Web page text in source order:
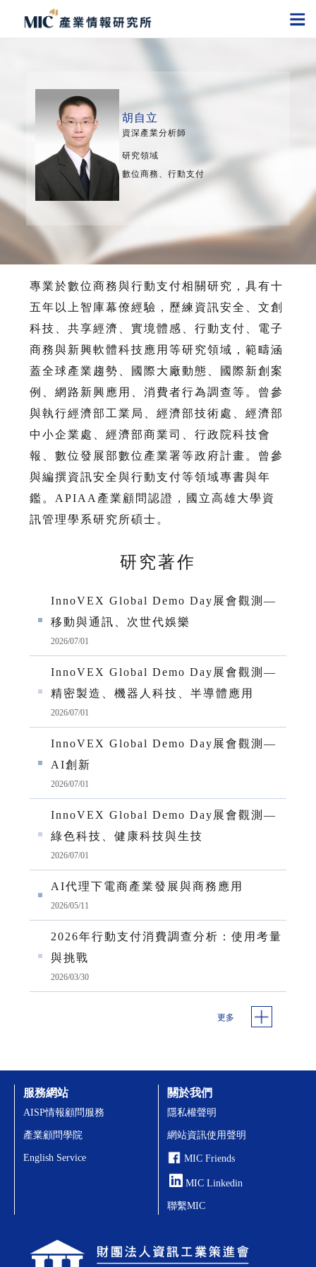
胡自立
資深產業分析師
研究領域
數位商務、行動支付
專業於數位商務與行動支付相關研究，具有十
五年以上智庫幕僚經驗，歷練資訊安全、文創
科技、共享經濟、實境體感、行動支付、電子
商務與新興軟體科技應用等研究領域，範疇涵
蓋全球產業趨勢、國際大廠動態、國際新創案
例、網路新興應用、消費者行為調查等。曾參
與執行經濟部工業局、經濟部技術處、經濟部
中小企業處、經濟部商業司、行政院科技會
報、數位發展部數位產業署等政府計畫。曾參
與編撰資訊安全與行動支付等領域專書與年
鑑。APIAA產業顧問認證，國立高雄大學資
訊管理學系研究所碩士。
研究著作
InnoVEX Global Demo Day展會觀測—
移動與通訊、次世代娛樂
2026/07/01
InnoVEX Global Demo Day展會觀測—
精密製造、機器人科技、半導體應用
2026/07/01
InnoVEX Global Demo Day展會觀測—
AI創新
2026/07/01
InnoVEX Global Demo Day展會觀測—
綠色科技、健康科技與生技
2026/07/01
AI代理下電商產業發展與商務應用
2026/05/11
2026年行動支付消費調查分析：使用考量
與挑戰
2026/03/30
更多
服務網站
AISP情報顧問服務
產業顧問學院
English Service
關於我們
隱私權聲明
網站資訊使用聲明
MIC Friends
MIC Linkedin
聯繫MIC